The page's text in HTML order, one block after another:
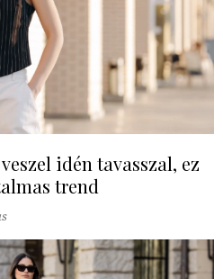
idén tavasszal, ez
trend